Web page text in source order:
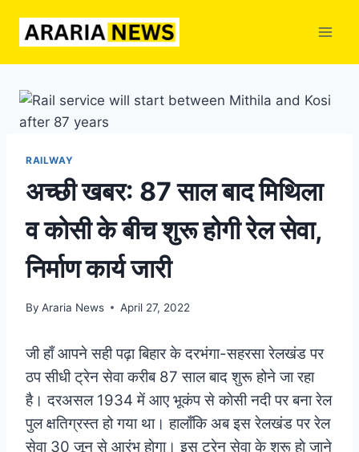
RAILWAY
अच्छी खबर: 87 साल बाद मिथिला
व कोसी के बीच शुरू होगी रेल सेवा,
निर्माण कार्य जारी
By Araria News April 27, 2022
जी हाँ आपने सही पढ़ा बिहार के दरभंगा-सहरसा रेलखंड पर
ठप सीधी ट्रेन सेवा करीब 87 साल बाद शुरू होने जा रहा
है। दरअसल 1934 में आए भूकंप से काेसी नदी पर बना रेल
पुल क्षतिग्रस्त हो गया था। हालाँकि अब इस रेलखंड पर रेल
सेवा 30 जून से आरंभ हाेगा।इस ट्रेन सेवा के शुरू हाे जाने